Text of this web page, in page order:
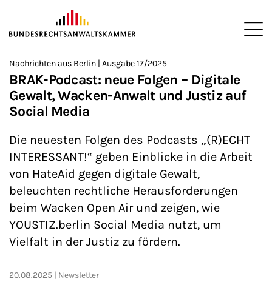
ZUM HAUPTINHALT SPRINGEN
Sie befinden sich hier:
>
Startseite
>
Newsroom
>
Newsletter
>
Nachrichten aus Berlin
Nachrichten aus Berlin | Ausgabe 17/2025
BRAK-Podcast: neue Folgen – Digitale
Gewalt, Wacken-Anwalt und Justiz auf
Social Media
Die neuesten Folgen des Podcasts „(R)ECHT
INTERESSANT!“ geben Einblicke in die Arbeit
von HateAid gegen digitale Gewalt,
beleuchten rechtliche Herausforderungen
beim Wacken Open Air und zeigen, wie
YOUSTIZ.berlin Social Media nutzt, um
Vielfalt in der Justiz zu fördern.
20.08.2025 Newsletter